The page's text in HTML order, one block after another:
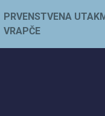
PRVENSTVENA
VRAPČE